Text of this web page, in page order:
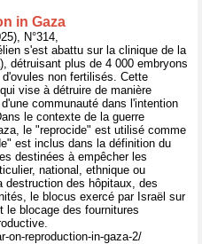
in Gaza
N°314,
s'est abattu sur la clinique de la
détruisant plus de 4 000 embryons
non fertilisés. Cette
vise à détruire de manière
communauté dans l'intention
le contexte de la guerre
le "reprocide" est utilisé comme
est inclus dans la définition du
destinées à empêcher les
national, ethnique ou
destruction des hôpitaux, des
le blocus exercé par Israël sur
le blocage des fournitures
on-reproduction-in-gaza-2/